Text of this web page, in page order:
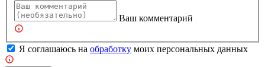
Ваш комментарий
Я соглашаюсь на обработку моих персональных данных